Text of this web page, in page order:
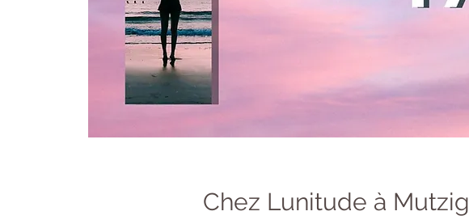
Chez Lunitude à Mutzig